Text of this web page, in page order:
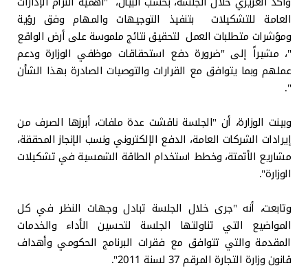
العامة للتشكيلات بتنفيذ التوجيهات والمهام وفق رؤية
ومؤشرات متطلبات العمل لتحقيق نتائج ملموسة على أرض الواقع
"، مشيراً إلى "ضرورة دفع استحقاقات موظفي الوزارة ودعم
عملهم وبما يتوافق مع القرارات والتوصيات الصادرة بهذا الشأن
".
وبينت الوزارة، أن "الجلسة ناقشت عدة ملفات، أبرزها الصرف من
إيرادات الشركات العامة، الدفع الإلكتروني ونسب الإنجاز المحققة،
مشاريع الأتمتة، وخطط استخدام الطاقة الشمسية في تشكيلات
الوزارة".
وتابعت، أنه "جرى خلال الجلسة تبادل وجهات النظر في كل
المواضيع التي تناولتها الجلسة لتحسين الأداء والخدمات
المقدمة والتي تتوافق مع فقرات البرنامج الحكومي وأهداف
قانون وزارة التجارة المرقم 37 لسنة 2011".